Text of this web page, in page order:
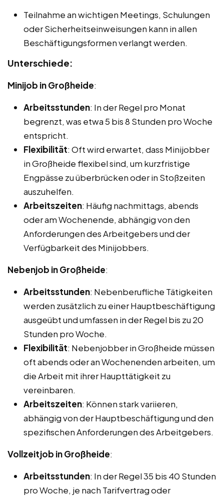
Teilnahme an wichtigen Meetings, Schulungen
oder Sicherheitseinweisungen kann in allen
Beschäftigungsformen verlangt werden.
Unterschiede:
Minijob in Großheide:
Arbeitsstunden: In der Regel pro Monat
begrenzt, was etwa 5 bis 8 Stunden pro Woche
entspricht.
Flexibilität: Oft wird erwartet, dass Minijobber
in Großheide flexibel sind, um kurzfristige
Engpässe zu überbrücken oder in Stoßzeiten
auszuhelfen.
Arbeitszeiten: Häufig nachmittags, abends
oder am Wochenende, abhängig von den
Anforderungen des Arbeitgebers und der
Verfügbarkeit des Minijobbers.
Nebenjob in Großheide:
Arbeitsstunden: Nebenberufliche Tätigkeiten
werden zusätzlich zu einer Hauptbeschäftigung
ausgeübt und umfassen in der Regel bis zu 20
Stunden pro Woche.
Flexibilität: Nebenjobber in Großheide müssen
oft abends oder an Wochenenden arbeiten, um
die Arbeit mit ihrer Haupttätigkeit zu
vereinbaren.
Arbeitszeiten: Können stark variieren,
abhängig von der Hauptbeschäftigung und den
spezifischen Anforderungen des Arbeitgebers.
Vollzeitjob in Großheide:
Arbeitsstunden: In der Regel 35 bis 40 Stunden
pro Woche, je nach Tarifvertrag oder